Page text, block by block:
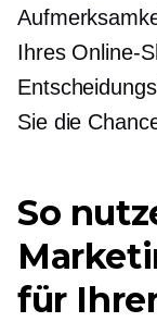
Ihres Online-
Sie die
So
für